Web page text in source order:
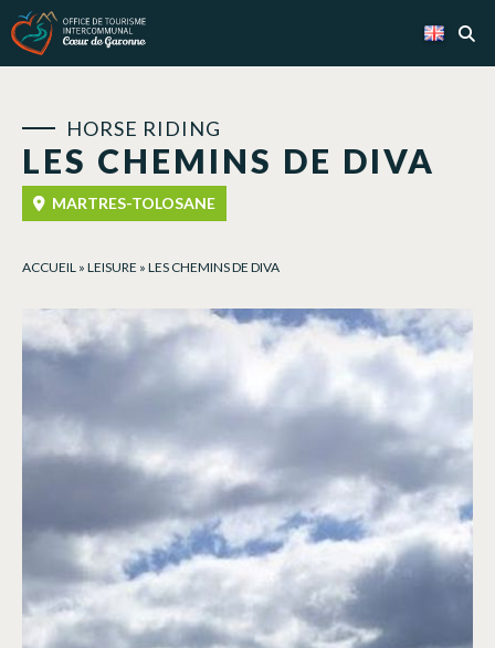
LES CHEMINS DE DIVA
HORSE RIDING
MARTRES-TOLOSANE
ACCUEIL » LEISURE » LES CHEMINS DE DIVA
Cookies management panel